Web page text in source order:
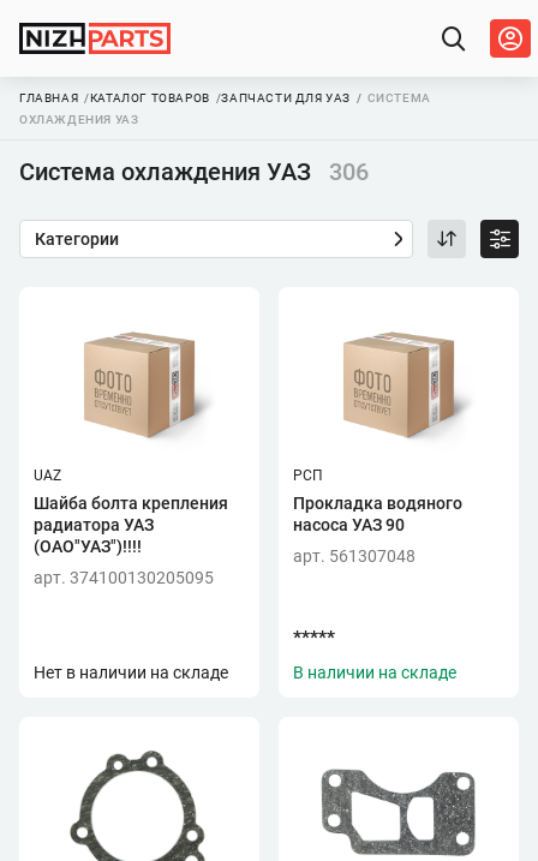
ГЛАВНАЯ КАТАЛОГ ТОВАРОВ ЗАПЧАСТИ ДЛЯ УАЗ
СИСТЕМА
ОХЛАЖДЕНИЯ УАЗ
Система охлаждения УАЗ 306
Категории
UAZ
Шайба болта крепления
радиатора УАЗ
(ОАО"УАЗ")!!!!
арт. 374100130205095
Нет в наличии на складе
РСП
Прокладка водяного
насоса УАЗ 90
арт. 561307048
*****
В наличии на складе